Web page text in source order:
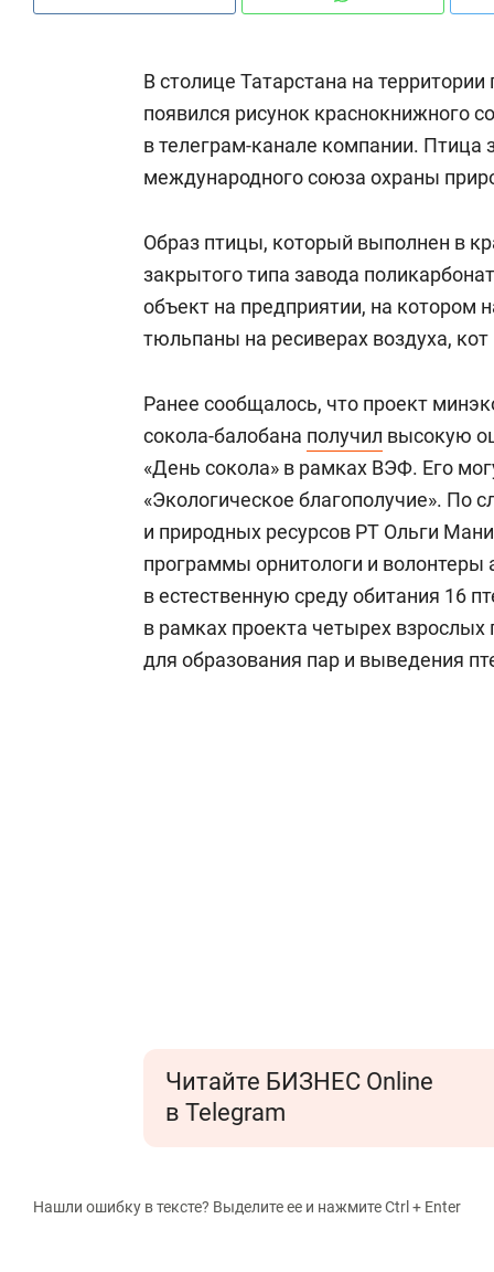
В столице Татарстана на
появился рисунок краснокнижного
в телеграм-канале компании. Птица
международного союза охраны
Образ птицы, который выполнен в
закрытого типа завода
объект на предприятии, на
тюльпаны на ресиверах воздуха,
Ранее сообщалось, что проект
сокола-балобана получил высокую
«День сокола» в рамках ВЭФ. Его
«Экологическое благополучие». По
и природных ресурсов РТ Ольги
программы орнитологи и волонтеры
в естественную среду обитания 16
в рамках проекта четырех
для образования пар и выведения
Читайте БИЗНЕС Online
в Telegram
Нашли ошибку в тексте? Выделите ее и нажмите Ctrl + Enter
Рекомендуем
Как ГК «МИР ГРУПП» и ВТБ
создают оазис жилого
комфорта под Казанью
Рекомендуем
150 камер
ID вместо